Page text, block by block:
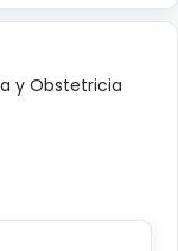
y Obstetricia